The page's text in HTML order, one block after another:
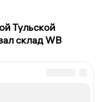
Тульской
склад WB